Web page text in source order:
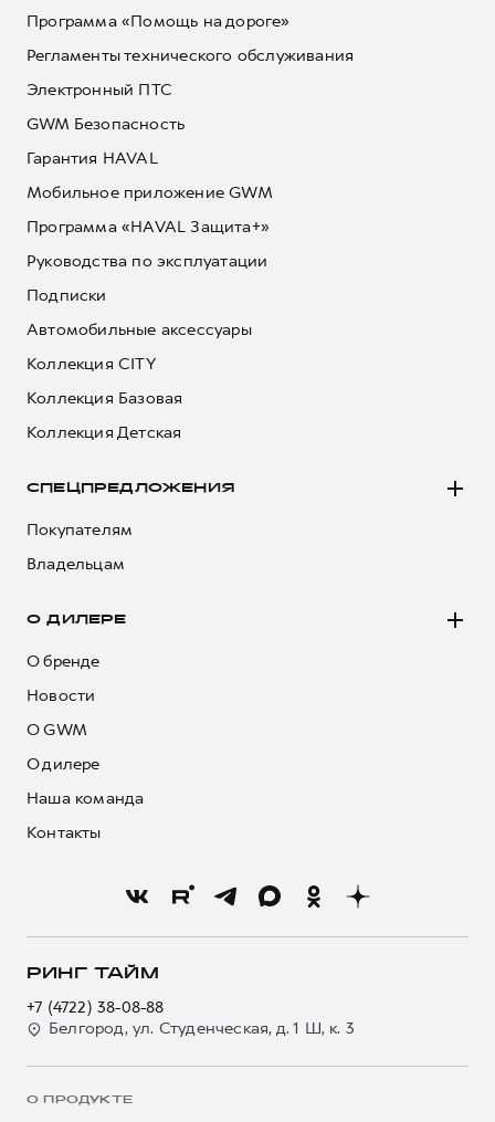
Программа «Помощь на дороге»
Регламенты технического обслуживания
Электронный ПТС
GWM Безопасность
Гарантия HAVAL
Мобильное приложение GWM
Программа «HAVAL Защита+»
Руководства по эксплуатации
Подписки
Автомобильные аксессуары
Коллекция CITY
Коллекция Базовая
Коллекция Детская
СПЕЦПРЕДЛОЖЕНИЯ
Покупателям
Владельцам
О ДИЛЕРЕ
О бренде
Новости
О GWM
О дилере
Наша команда
Контакты
РИНГ ТАЙМ
+7 (4722) 38-08-88
Белгород, ул. Студенческая, д. 1 Ш, к. 3
О ПРОДУКТЕ